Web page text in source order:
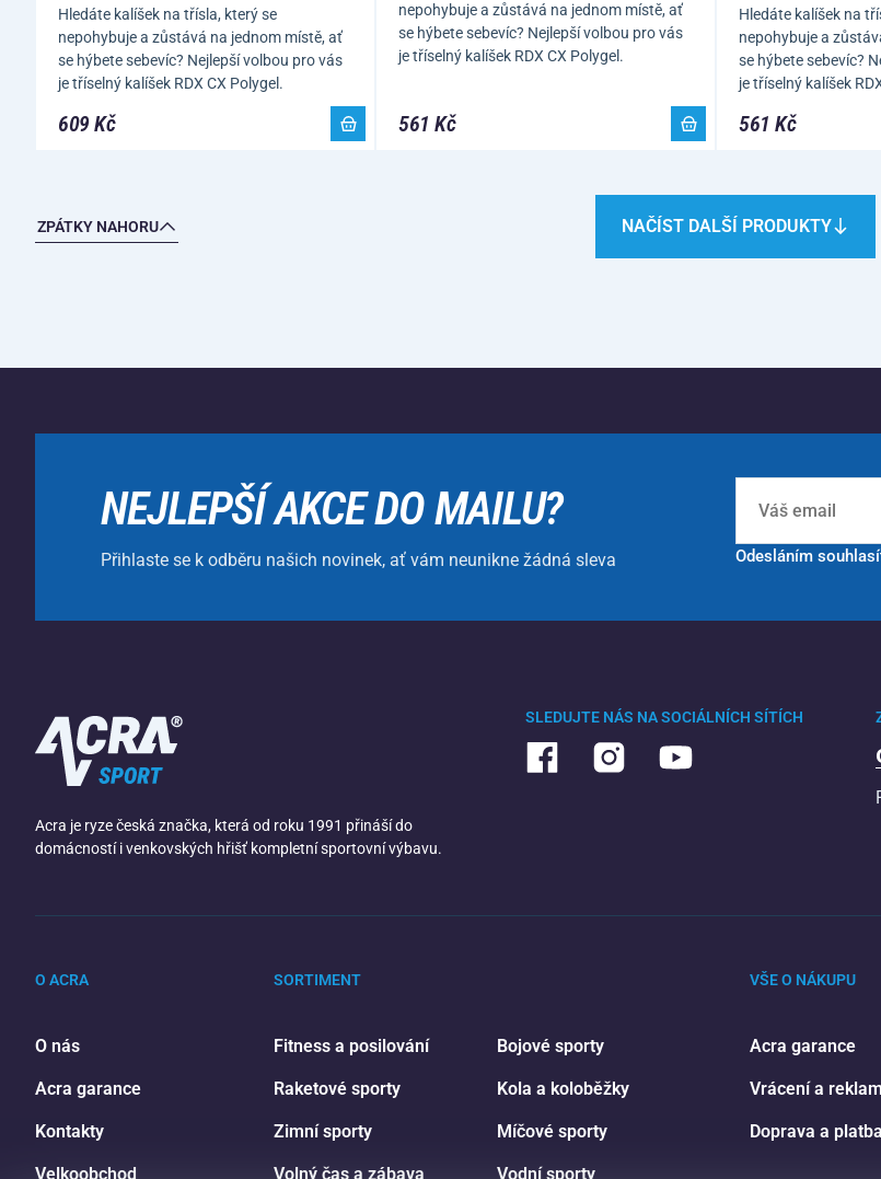
Hledáte kalíšek na třísla, který se
nepohybuje a zůstává na jednom místě, ať
se hýbete sebevíc? Nejlepší volbou pro vás
je tříselný kalíšek RDX CX Polygel.
609 Kč
nepohybuje a zůstává na jednom místě, ať
se hýbete sebevíc? Nejlepší volbou pro vás
je tříselný kalíšek RDX CX Polygel.
561 Kč
Hledáte kalíšek na
nepohybuje a
se hýbete sebevíc?
je tříselný kalíšek
561 Kč
ZPÁTKY NAHORU NAČÍST DALŠÍ PRODUKTY
NEJLEPŠÍ AKCE DO MAILU?
Přihlaste se k odběru našich novinek, ať vám neunikne žádná sleva Odesláním
Acra je ryze česká značka, která od roku 1991 přináší do
domácností i venkovských hřišť kompletní sportovní výbavu.
SLEDUJTE NÁS NA SOCIÁLNÍCH SÍTÍCH
O ACRA
O nás
Acra garance
Kontakty
Velkoobchod
SORTIMENT
Fitness a posilování
Raketové sporty
Zimní sporty
Volný čas a zábava
Bojové sporty
Kola a koloběžky
Míčové sporty
Vodní sporty
VŠE O NÁKUPU
Acra garance
Vrácení a
Doprava a platba